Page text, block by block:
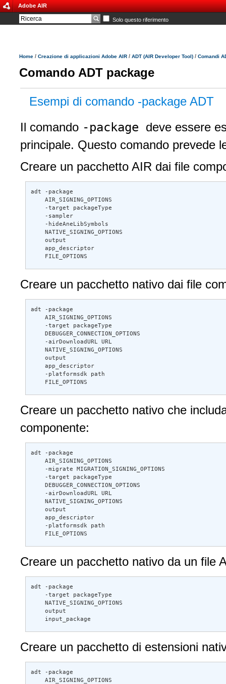
Adobe AIR
Solo questo riferimento
Home / Creazione di applicazioni Adobe AIR / ADT (AIR Developer Tool) / Comandi
Comando ADT package
Esempi di comando -package ADT
Il comando -package deve essere
principale. Questo comando prevede
Creare un pacchetto AIR dai file
adt -package
    AIR_SIGNING_OPTIONS
    -target packageType
    -sampler
    ‑hideAneLibSymbols
    NATIVE_SIGNING_OPTIONS
    output
    app_descriptor
    FILE_OPTIONS
Creare un pacchetto nativo dai file
adt -package
    AIR_SIGNING_OPTIONS
    -target packageType
    DEBUGGER_CONNECTION_OPTIONS
    -airDownloadURL URL
    NATIVE_SIGNING_OPTIONS
    output
    app_descriptor
    -platformsdk path
    FILE_OPTIONS
Creare un pacchetto nativo che
componente:
adt -package
    AIR_SIGNING_OPTIONS
    -migrate MIGRATION_SIGNING_OPTIONS
    -target packageType
    DEBUGGER_CONNECTION_OPTIONS
    -airDownloadURL URL
    NATIVE_SIGNING_OPTIONS
    output
    app_descriptor
    -platformsdk path
    FILE_OPTIONS
Creare un pacchetto nativo da un file
adt -package
    -target packageType
    NATIVE_SIGNING_OPTIONS
    output
    input_package
Creare un pacchetto di estensioni
adt -package
    AIR_SIGNING_OPTIONS